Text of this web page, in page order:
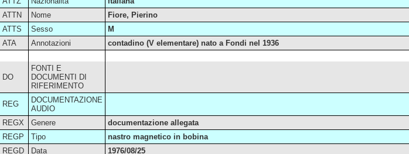
ATTN
Nome
Fiore, Pierino
ATTS
Sesso
M
ATA
Annotazioni contadino (V elementare) nato a Fondi nel 1936
DO
FONTI E
DOCUMENTI DI
RIFERIMENTO
REG
DOCUMENTAZIONE
AUDIO
REGX
Genere
documentazione allegata
REGP
Tipo
nastro magnetico in bobina
REGD
Data
1976/08/25